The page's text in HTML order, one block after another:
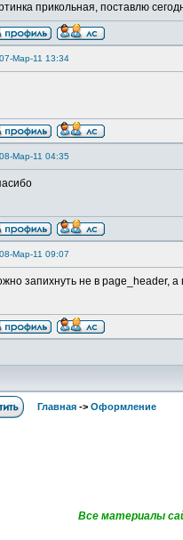
прикольная, поставлю
07-Мар-11 13:34
08-Мар-11 04:35
08-Мар-11 09:07
запихнуть не в page_header, а
Главная -> Оформление
Все материалы